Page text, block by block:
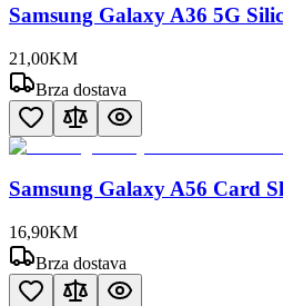
Samsung Galaxy A36 5G
21 ,00KM
Brza dostava
Samsung Galaxy A56 Card
16,90KM
Brza dostava